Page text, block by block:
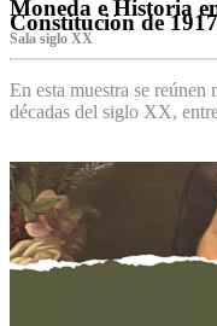
Moneda e Historia
Constitución de 1917
Sala siglo XX
En esta muestra se reúnen
décadas del siglo XX,